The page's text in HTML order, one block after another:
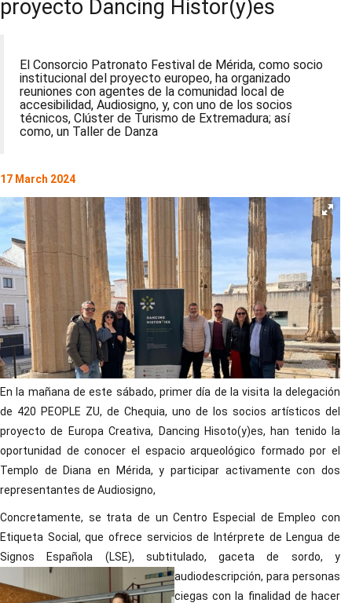
proyecto Dancing Histor(y)es
El Consorcio Patronato Festival de Mérida, como socio
institucional del proyecto europeo, ha organizado
reuniones con agentes de la comunidad local de
accesibilidad, Audiosigno, y, con uno de los socios
técnicos, Clúster de Turismo de Extremadura; así
como, un Taller de Danza
17 March 2024
En la mañana de este sábado, primer día de la visita la delegación
de 420 PEOPLE ZU, de Chequia, uno de los socios artísticos del
proyecto de Europa Creativa, Dancing Hisoto(y)es, han tenido la
oportunidad de conocer el espacio arqueológico formado por el
Templo de Diana en Mérida, y participar activamente con dos
representantes de Audiosigno,
Concretamente, se trata de un Centro Especial de Empleo con
Etiqueta Social, que ofrece servicios de Intérprete de Lengua de
Signos Española (LSE), subtitulado, gaceta de sordo, y
audiodescripción, para personas
ciegas con la finalidad de hacer